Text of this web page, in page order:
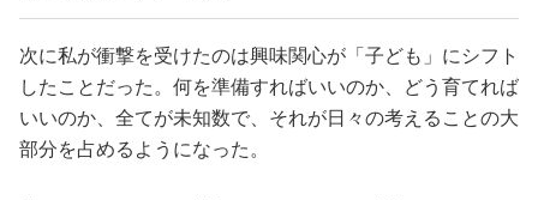
次に私が衝撃を受けたのは興味関心が「子ども」にシフト
したことだった。何を準備すればいいのか、どう育てれば
いいのか、全てが未知数で、それが日々の考えることの大
部分を占めるようになった。